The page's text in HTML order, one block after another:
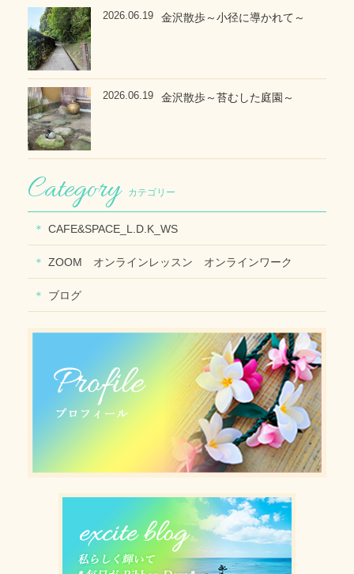
金沢散歩～小径に導かれて～
2026.06.19
金沢散歩～苔むした庭園～
2026.06.19
カテゴリー
CAFE&SPACE_L.D.K_WS
ZOOM オンラインレッスン オンラインワーク
ブログ